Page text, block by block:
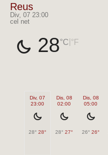
Reus
Div, 07 23:00
cel net
28°C °F
Div, 07
23:00
28° 28°
Dis, 08
02:00
28° 27°
Dis, 08
05:00
26° 26°